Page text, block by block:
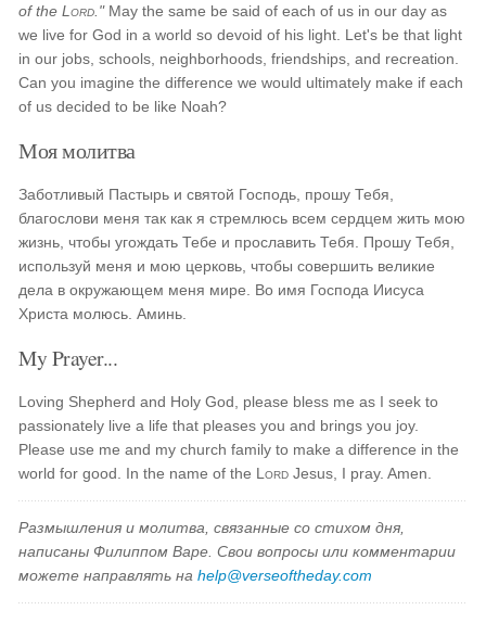
of theLord ."May the same be said of each of us in our day as
we live for God in a world so devoid of his light. Let's be that light
in our jobs, schools, neighborhoods, friendships, and recreation.
Can you imagine the difference we would ultimately make if each
of us decided to be like Noah?
Моя молитва
Заботливый Пастырь и святой Господь, прошу Тебя,
благослови меня так как я стремлюсь всем сердцем жить мою
жизнь, чтобы угождать Тебе и прославить Тебя. Прошу Тебя,
используй меня и мою церковь, чтобы совершить великие
дела в окружающем меня мире. Во имя Господа Иисуса
Христа молюсь. Аминь.
My Prayer...
Loving Shepherd and Holy God, please bless me as I seek to
passionately live a life that pleases you and brings you joy.
Please use me and my church family to make a difference in the
world for good. In the name of the Lord Jesus, I pray. Amen.
Размышления и молитва, связанные со стихом дня,
написаны Филиппом Варе. Свои вопросы или комментарии
можете направлять наhelp@verseoftheday.com